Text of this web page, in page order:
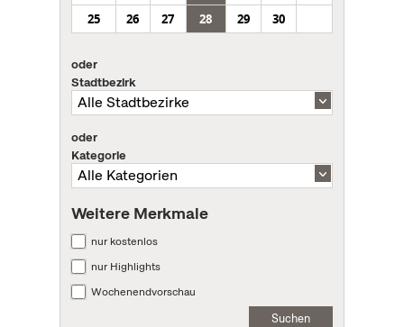
25
26 27 28 29 30
oder
Stadtbezirk
oder
Kategorie
Weitere Merkmale
nur kostenlos
nur Highlights
Wochenendvorschau
Suchen